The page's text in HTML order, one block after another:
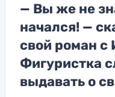
— Вы же не
начался! —
свой роман с
Фигуристка
выдавать о